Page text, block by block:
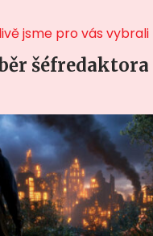
jsme pro vás vybrali
šéfredaktora